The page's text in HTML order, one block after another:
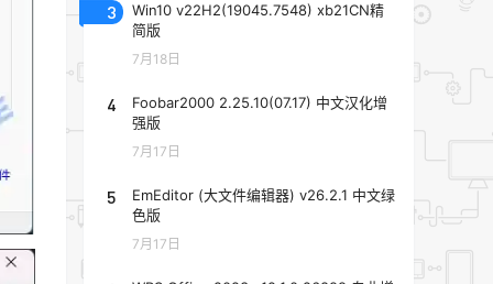
3
Win10 v22H2(19045.7548) xb21CN精
简版
7月18日
4
Foobar2000 2.25.10(07.17) 中文汉化增
强版
7月17日
5
EmEditor (大文件编辑器) v26.2.1 中文绿
色版
7月17日